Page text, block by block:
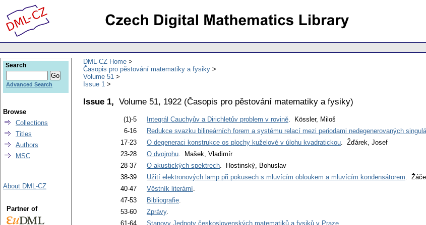
DML-CZ Home
Časopis pro pěstování matematiky a fysiky
Volume 51
Issue 1
Issue 1, Volume 51, 1922 (Časopis pro pěstování matematiky a fysiky)
(1)-5 Integrál Cauchyův a Dirichletův problem v rovině. Kössler, Miloš
6-16
Redukce svazku bilineárních forem a systému relací mezi periodami nedegenerovaných
17-23
O degeneraci konstrukce os plochy kuželové v úlohu kvadratickou. Žďárek, Josef
23-28
O dvojrohu. Mašek, Vladimír
28-37
O akustických spektrech. Hostinský, Bohuslav
38-39
Užití elektronových lamp při pokusech s mluvícím obloukem a mluvícím kondensátorem.
40-47
Věstník literární.
47-53
Bibliografie.
53-60
Zprávy.
61-64
Stanovy Jednoty československých matematiků a fysiků v Praze.
Search
Advanced Search
Browse
Collections
Titles
Authors
MSC
About DML-CZ
Partner of